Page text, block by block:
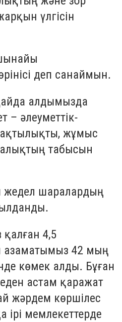
үлгісін
деп санаймын.
алдымызда
– әлеуметтік-
жұмыс
табысын
жедел шаралардың
4,5
азаматымыз 42 мың
көмек алды. Бұған
астам қаражат
жәрдем көршілес
ірі мемлекеттерде